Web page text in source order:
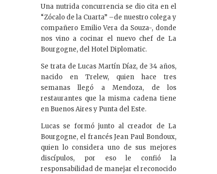
Una nutrida concurrencia se dio cita en el
“Zócalo de la Cuarta” –de nuestro colega y
compañero Emilio Vera da Souza-, donde
nos vino a cocinar el nuevo chef de La
Bourgogne, del Hotel Diplomatic.
Se trata de Lucas Martín Díaz, de 34 años,
nacido en Trelew, quien hace tres
semanas llegó a Mendoza, de los
restaurantes que la misma cadena tiene
en Buenos Aires y Punta del Este.
Lucas se formó junto al creador de La
Bourgogne, el francés Jean Paul Bondoux,
quien lo considera uno de sus mejores
discípulos, por eso le confió la
responsabilidad de manejar el reconocido